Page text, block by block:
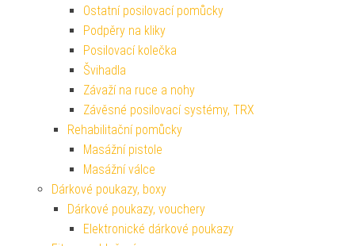
Ostatní posilovací pomůcky
Podpěry na kliky
Posilovací kolečka
Švihadla
Závaží na ruce a nohy
Závěsné posilovací systémy, TRX
Rehabilitační pomůcky
Masážní pistole
Masážní válce
Dárkové poukazy, boxy
Dárkové poukazy, vouchery
Elektronické dárkové poukazy